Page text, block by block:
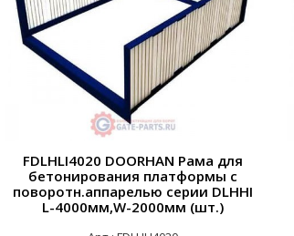
FDLHLI4020 DOORHAN Рама для
бетонирования платформы с
поворотн.аппарелью серии DLHHI
L-4000мм,W-2000мм (шт.)